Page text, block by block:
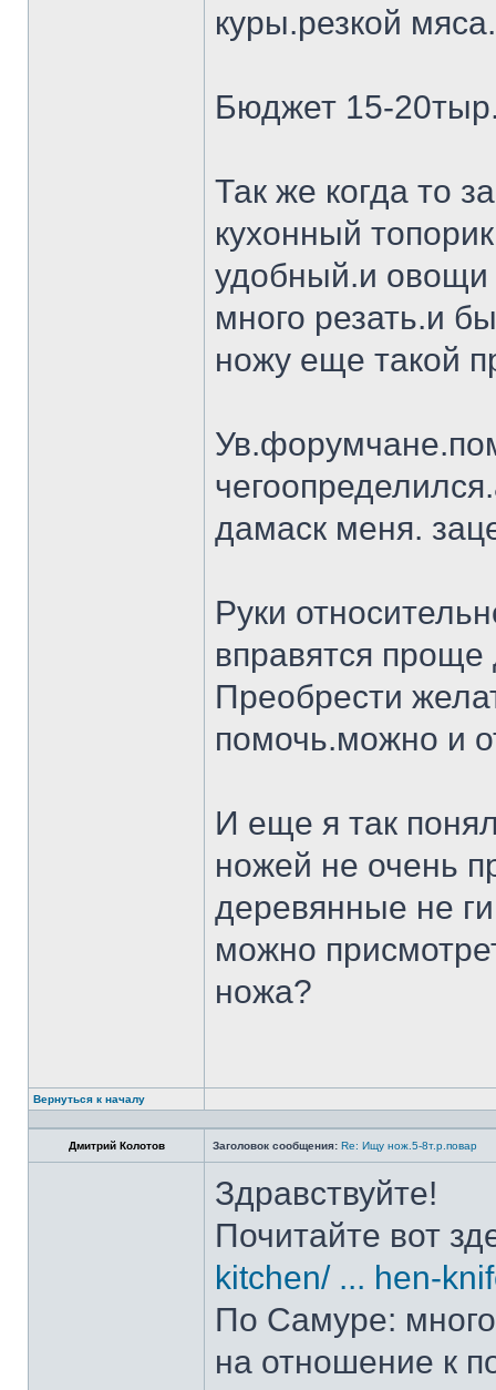
куры.резкой
Бюджет 15-
Так же когда то
кухонный
удобный.и овощи
много резать.и
ножу еще такой
дамаск меня.
Руки
вправятся
Преобрести
помочь.можно и
И еще я так
ножей не очень
деревянные не
можно
ножа?
Вернуться к началу
Дмитрий Колотов Заголовок сообщения: Re: Ищу нож.5-8т.р.повар
Здравствуйте!
Почитайте вот
kitchen/ ... hen-
По Самуре: много
на отношение к